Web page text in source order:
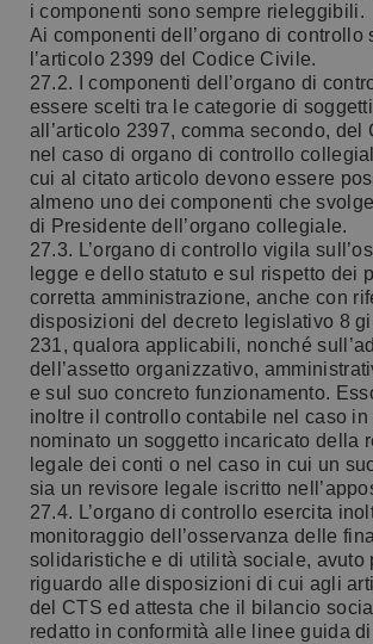
i componenti sono sempre rieleggibili.
Ai componenti dell’organo di controllo
l’articolo 2399 del Codice Civile.
27.2. I componenti dell’organo di
essere scelti tra le categorie di
all’articolo 2397, comma secondo, del
nel caso di organo di controllo
cui al citato articolo devono essere
almeno uno dei componenti che
di Presidente dell’organo collegiale.
27.3. L’organo di controllo vigila
legge e dello statuto e sul rispetto dei
corretta amministrazione, anche con
disposizioni del decreto legislativo 8
231, qualora applicabili, nonché
dell’assetto organizzativo,
e sul suo concreto funzionamento.
inoltre il controllo contabile nel caso
nominato un soggetto incaricato della
legale dei conti o nel caso in cui un
sia un revisore legale iscritto
27.4. L’organo di controllo esercita
monitoraggio dell’osservanza delle
solidaristiche e di utilità sociale, avuto
riguardo alle disposizioni di cui agli
del CTS ed attesta che il bilancio
redatto in conformità alle linee guida